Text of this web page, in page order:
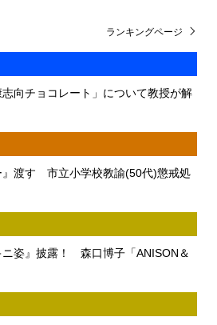
向チョコレート」について教授が解
』渡す 市立小学校教諭(50代)懲戒処
ニ姿』披露！ 森口博子「ANISON＆
ランキングページ